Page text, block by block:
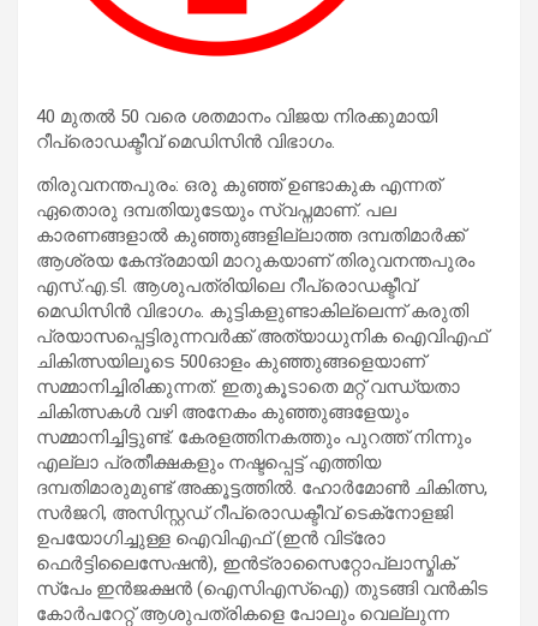
40 മുതല്‍ 50 വരെ ശതമാനം വിജയ നിരക്കുമായി
റീപ്രൊഡക്ടീവ് മെഡിസിന്‍ വിഭാഗം.
തിരുവനന്തപുരം: ഒരു കുഞ്ഞ് ഉണ്ടാകുക എന്നത്
ഏതൊരു ദമ്പതിയുടേയും സ്വപ്നമാണ്. പല
കാരണങ്ങളാല്‍ കുഞ്ഞുങ്ങളില്ലാത്ത ദമ്പതിമാര്‍ക്ക്
ആശ്രയ കേന്ദ്രമായി മാറുകയാണ് തിരുവനന്തപുരം
എസ്.എ.ടി. ആശുപത്രിയിലെ റീപ്രൊഡക്ടീവ്
മെഡിസിന്‍ വിഭാഗം. കുട്ടികളുണ്ടാകില്ലെന്ന് കരുതി
പ്രയാസപ്പെട്ടിരുന്നവര്‍ക്ക് അത്യാധുനിക ഐവിഎഫ്
ചികിത്സയിലൂടെ 500ഓളം കുഞ്ഞുങ്ങളെയാണ്
സമ്മാനിച്ചിരിക്കുന്നത്. ഇതുകൂടാതെ മറ്റ് വന്ധ്യതാ
ചികിത്സകള്‍ വഴി അനേകം കുഞ്ഞുങ്ങളേയും
സമ്മാനിച്ചിട്ടുണ്ട്. കേരളത്തിനകത്തും പുറത്ത് നിന്നും
എല്ലാ പ്രതീക്ഷകളും നഷ്ടപ്പെട്ട് എത്തിയ
ദമ്പതിമാരുമുണ്ട് അക്കൂട്ടത്തില്‍. ഹോര്‍മോണ്‍ ചികിത്സ,
സര്‍ജറി, അസിസ്റ്റഡ് റീപ്രൊഡക്ടീവ് ടെക്‌നോളജി
ഉപയോഗിച്ചുള്ള ഐവിഎഫ് (ഇന്‍ വിട്രോ
ഫെര്‍ട്ടിലൈസേഷന്‍), ഇന്‍ട്രാസൈറ്റോപ്ലാസ്മിക്
സ്‌പേം ഇന്‍ജക്ഷന്‍ (ഐസിഎസ്‌ഐ) തുടങ്ങി വന്‍കിട
കോര്‍പറേറ്റ് ആശുപത്രികളെ പോലും വെല്ലുന്ന